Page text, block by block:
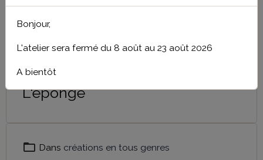
créations en tous genre
L'éponge
Dans créations en tous genres
Bonjour,
L'atelier sera fermé du 8 août au 23 août 2026
A bientôt